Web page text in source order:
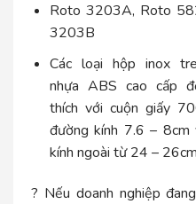
Roto 3203A, Roto
3203B
Các loại hộp inox
nhựa ABS cao cấp
thích với cuộn giấy
đường kính 7.6 – 8cm
kính ngoài từ 24 –
? Nếu doanh nghiệp